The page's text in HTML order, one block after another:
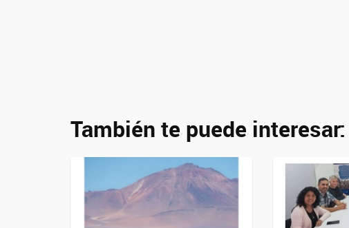
También te puede interesar: